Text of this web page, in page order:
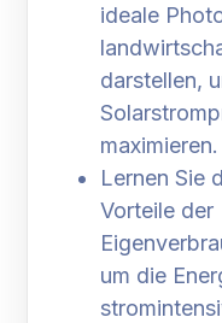
ideale
darstellen,
maximieren.
Lernen Sie
Vorteile der
um die